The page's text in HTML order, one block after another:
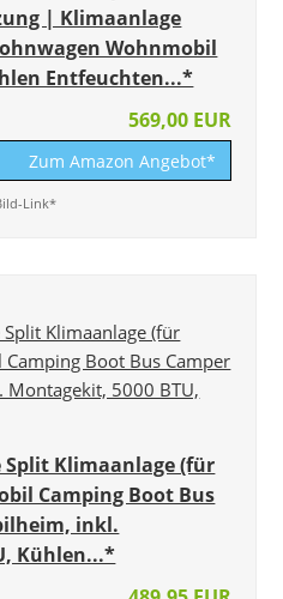
| Klimaanlage
Wohnmobil
Entfeuchten...*
569,00 EUR
Zum Amazon Angebot*
Link*
Split Klimaanlage (für
Camping Boot Bus
inkl.
Kühlen...*